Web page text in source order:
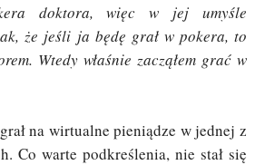
doktora, więc w jej umyśle
że jeśli ja będę grał w pokera, to
Wtedy właśnie zacząłem grać w
na wirtualne pieniądze w jednej z
Co warte podkreślenia, nie stał się